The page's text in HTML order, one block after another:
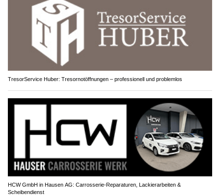
TresorService Huber: Tresornotöffnungen – professionell und problemlos
HCW GmbH in Hausen AG: Carrosserie-Reparaturen, Lackierarbeiten &
Scheibendienst